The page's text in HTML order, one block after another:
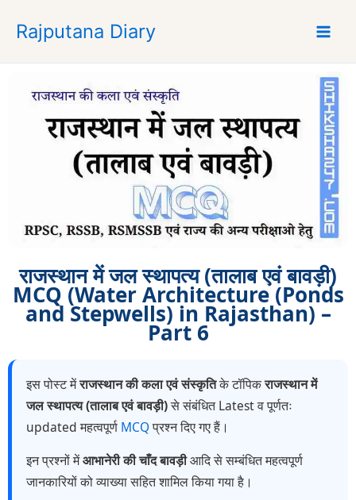
p
Rajputana Diary
राजस्थान में जल स्थापत्य (तालाब एवं बावड़ी)
MCQ (Water Architecture (Ponds
and Stepwells) in Rajasthan) –
Part 6
इस पोस्ट मेंराजस्थान की कला एवं संस्कृतिके टॉपिकराजस्थान में
जल स्थापत्य (तालाब एवं बावड़ी)से संबंधित Latest व पूर्णतः
updated महत्वपूर्ण MCQप्रश्न दिए गए हैं।
इन प्रश्नों मेंआभानेरी की चाँद बावड़ीआदि से सम्बंधित महत्वपूर्ण
जानकारियों को व्याख्या सहित शामिल किया गया है।